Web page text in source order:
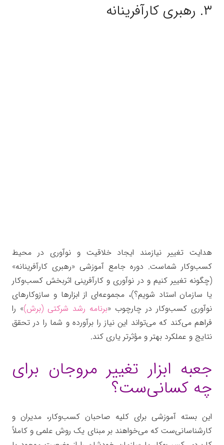
۳. رهبری کارآفرینانه
هدایت تغییر نیازمند ایجاد خلاقیت و نوآوری در محیط
کسب‌وکار شماست. دوره جامع آموزشی «رهبری کارآفرینانه»
(چگونه تغییر کنیم و در نوآوری و کارآفرینی اثربخش کسب‌وکار
یا سازمان استاد شویم؟)، مجموعه‌ای از ابزارها و سازوکارهای
نوآوری کسب‌وکار در چارچوب «برنامه رشد شرکتی (برش)» را
فراهم می‌کند که می‌تواند این نیاز را برآورده و شما را در تحقق
نتایج و عملکرد بهتر و مؤثرتر یاری کند.
جعبه ابزار تغییر مروجان برای
چه کسانی‌ست؟
این بسته آموزشی برای کلیه صاحبان کسب‌وکار، مدیران و
کارشناسانی‌ست که می‌خواهند بر مبنای یک روش علمی و کاملاً